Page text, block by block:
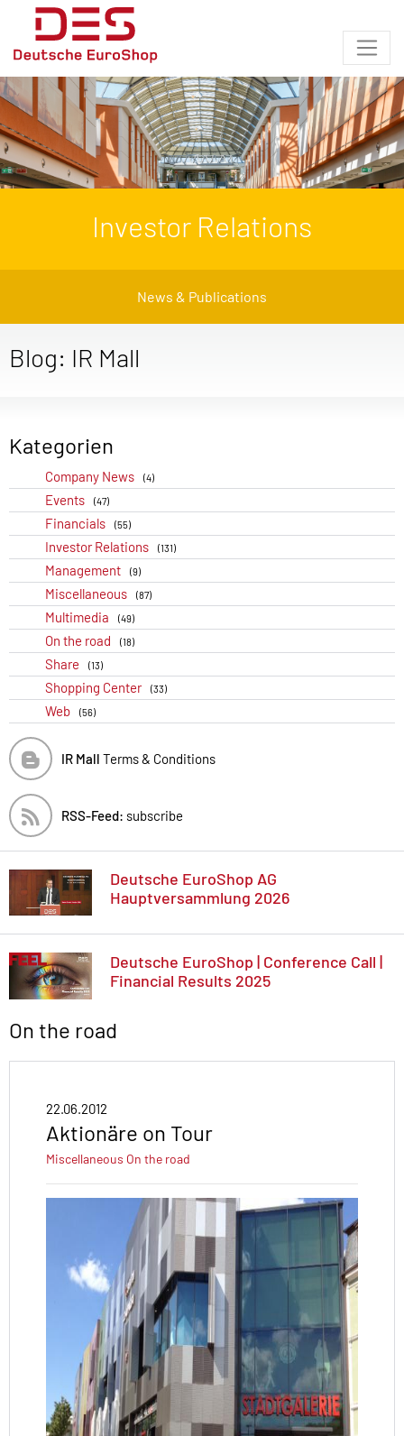
Investor Relations
News & Publications
Blog: IR Mall
Kategorien
Company News (4)
Events (47)
Financials (55)
Investor Relations (131)
Management (9)
Miscellaneous (87)
Multimedia (49)
On the road (18)
Share (13)
Shopping Center (33)
Web (56)
IR Mall Terms & Conditions
RSS-Feed: subscribe
Deutsche EuroShop AG
Hauptversammlung 2026
Deutsche EuroShop | Conference Call |
Financial Results 2025
On the road
22.06.2012
Aktionäre on Tour
Miscellaneous On the road